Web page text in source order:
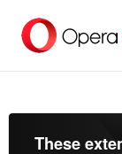
區
These